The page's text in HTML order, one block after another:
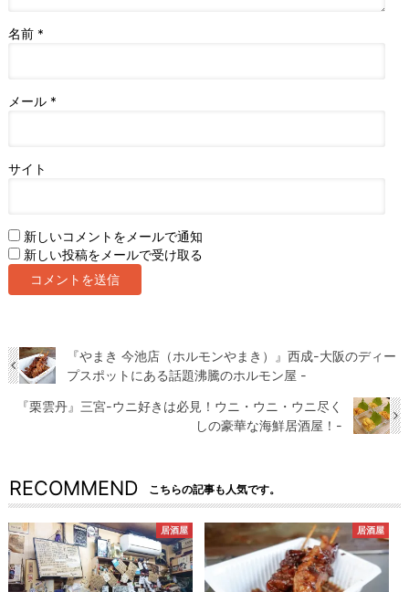
名前 *
メール *
サイト
新しいコメントをメールで通知
新しい投稿をメールで受け取る
『やまき 今池店（ホルモンやまき）』西成-大阪のディー
プスポットにある話題沸騰のホルモン屋 -
『栗雲丹』三宮-ウニ好きは必見！ウニ・ウニ・ウニ尽く
しの豪華な海鮮居酒屋！-
RECOMMEND こちらの記事も人気です。
居酒屋 居酒屋